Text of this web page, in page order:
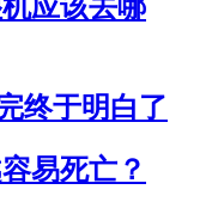
应该去哪
终于明白了
易死亡？